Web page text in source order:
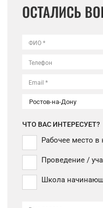
ОСТАЛИСЬ
ФИО *
Телефон
Email *
ЧТО ВАС ИНТЕРЕСУЕТ?
Рабочее место в
Проведение /
Школа